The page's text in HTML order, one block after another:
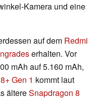
Kamera und eine
auf dem Redmi
erhalten. Vor
mAh auf 5.160 mAh,
Gen 1 kommt laut
ältereSnapdragon 8